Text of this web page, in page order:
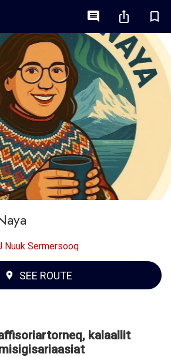
Sermersooq
SEE ROUTE
kalaallit